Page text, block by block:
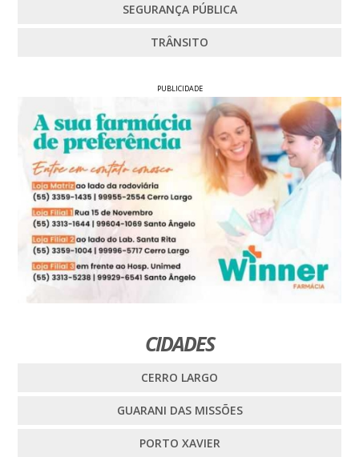
SEGURANÇA PÚBLICA
TRÂNSITO
PUBLICIDADE
CIDADES
CERRO LARGO
GUARANI DAS MISSÕES
PORTO XAVIER